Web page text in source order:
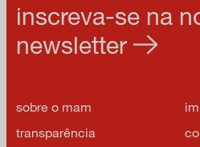
inscreva-se na
newsletter
sobre o mam
transparência